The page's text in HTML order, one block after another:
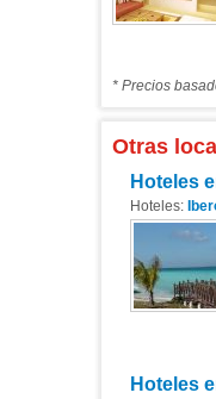
* Precios
Otras
Hoteles
Hoteles:
Hoteles